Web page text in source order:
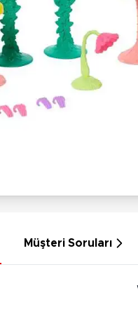
Nerf
Silahlar
Silah Setleri
Kılıç Setleri
Müşteri Soruları